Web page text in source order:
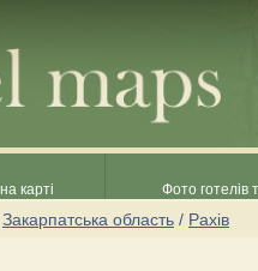
карті Фото готелів
Закарпатська область / Рахів